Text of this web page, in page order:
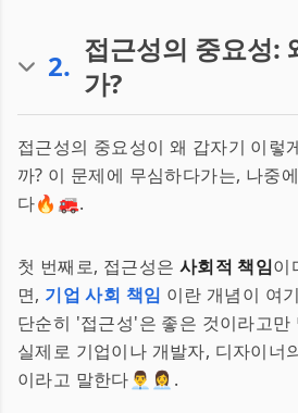
2. 접근성의 중요성:
가?
접근성의 중요성이 왜 갑자기 이렇
까? 이 문제에 무심하다가는, 나중
다🔥🚒.
첫 번째로, 접근성은 사회적 책임이
면, 기업 사회 책임 이란 개념이 여
단순히 '접근성'은 좋은 것이라고만
실제로 기업이나 개발자, 디자이너
이라고 말한다👨‍💼👩‍💼.